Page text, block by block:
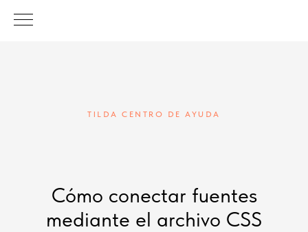
TILDA CENTRO DE AYUDA
Cómo conectar fuentes
mediante el archivo CSS